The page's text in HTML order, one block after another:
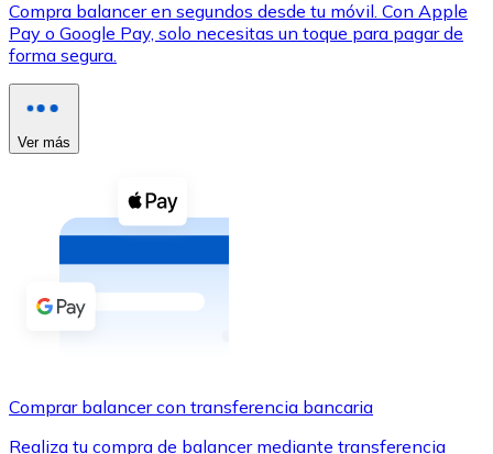
XRP
XRP
Ver todo
Compra criptomonedas con efectivo en tu tienda más
Comprar con efectivo
Transferencia SEPA
Compra balancer en segundos desde tu móvil. Con Apple
Pay o Google Pay, solo necesitas un toque para pagar de
forma segura.
Ver más
Comprar balancer con transferencia bancaria
Realiza tu compra de balancer mediante transferencia